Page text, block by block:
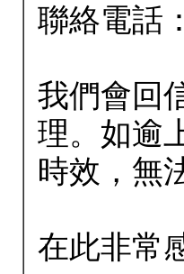
聯絡電話：
我們會回
理。如逾
時效，無
在此非常